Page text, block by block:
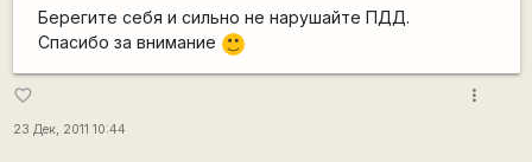
Берегите себя и сильно не нарушайте ПДД.
Спасибо за внимание
:)
favorite_border
23 Дек, 2011 10:44
more_vert